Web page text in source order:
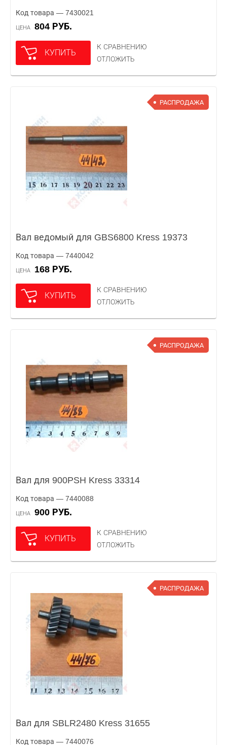
Код товара — 7430021
ЦЕНА 804 РУБ.
КУПИТЬ
К СРАВНЕНИЮ
ОТЛОЖИТЬ
РАСПРОДАЖА
Вал ведомый для GBS6800 Kress 19373
Код товара — 7440042
ЦЕНА 168 РУБ.
КУПИТЬ
К СРАВНЕНИЮ
ОТЛОЖИТЬ
РАСПРОДАЖА
Вал для 900PSH Kress 33314
Код товара — 7440088
ЦЕНА 900 РУБ.
КУПИТЬ
К СРАВНЕНИЮ
ОТЛОЖИТЬ
РАСПРОДАЖА
Вал для SBLR2480 Kress 31655
Код товара — 7440076